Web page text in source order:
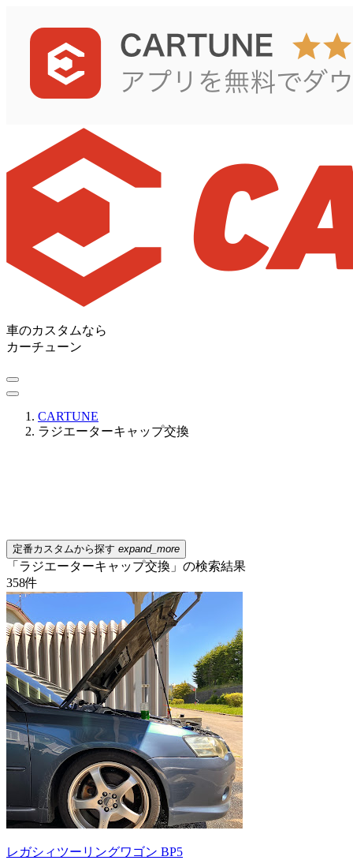
車のカスタムなら
カーチューン
CARTUNE
ラジエーターキャップ交換
定番カスタムから探す expand_more
「ラジエーターキャップ交換」の検索結果
358件
レガシィツーリングワゴン BP5